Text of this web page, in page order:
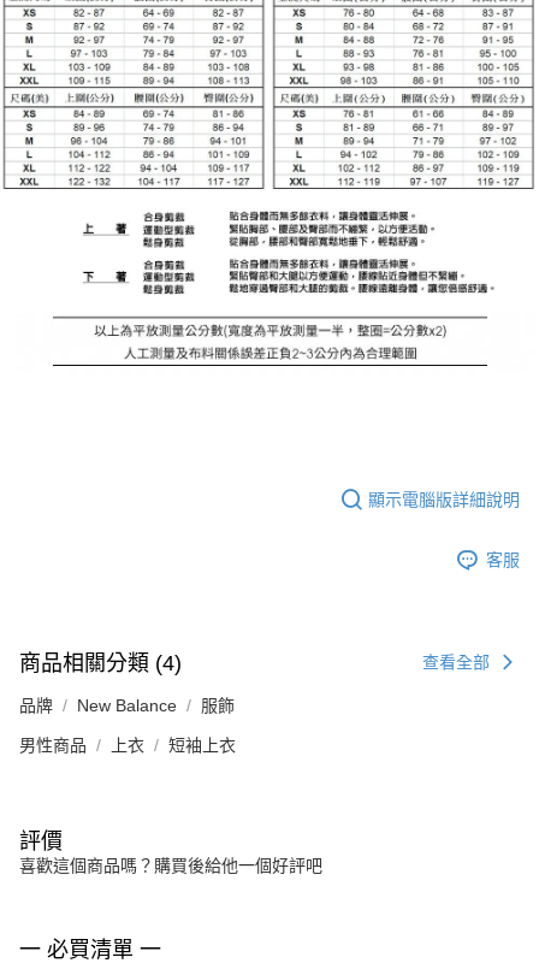
顯示電腦版詳細說明
客服
商品相關分類 (4) 查看全部
品牌 New Balance 服飾
男性商品 上衣 短袖上衣
評價
喜歡這個商品嗎？購買後給他一個好評吧
一 必買清單 一